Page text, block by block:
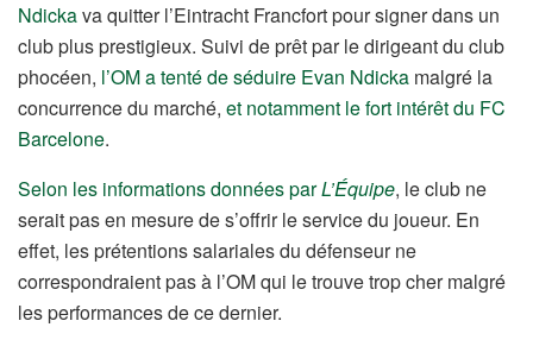
Ndickava quitter l’Eintracht Francfort pour signer dans un
club plus prestigieux. Suivi de prêt par le dirigeant du club
phocéen, l’OM a tenté de séduire Evan Ndicka malgré la
concurrence du marché, et notamment le fort intérêt du FC
Barcelone.
Selon les informations données parL’Équipe, le club ne
serait pas en mesure de s’offrir le service du joueur. En
effet, les prétentions salariales du défenseur ne
correspondraient pas à l’OM qui le trouve trop cher malgré
les performances de ce dernier.